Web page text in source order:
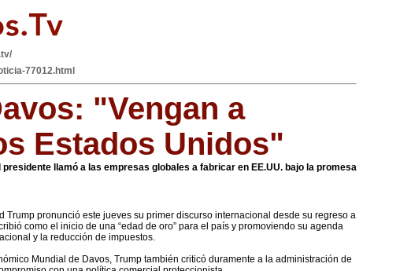
77012.html
"Vengan a
Estados Unidos"
llamó a las empresas globales a fabricar en EE.UU. bajo la promesa
Trump pronunció este jueves su primer discurso internacional desde su regreso a
como el inicio de una “edad de oro” para el país y promoviendo su agenda
y la reducción de impuestos.
Mundial de Davos, Trump también criticó duramente a la administración de